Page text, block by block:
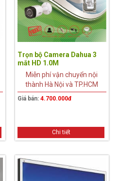
Trọn bộ Camera Dahua 3
mắt HD 1.0M
Miễn phí vận chuyển nội
thành Hà Nội và TP.HCM
Giá bán: 4.700.000đ
Chi tiết